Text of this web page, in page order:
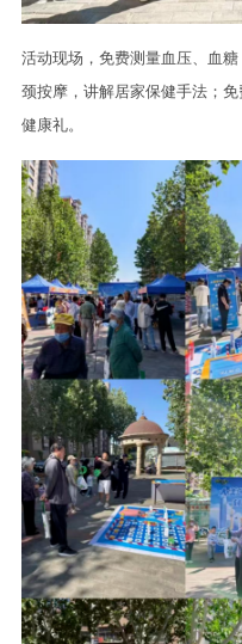
活动现场，免费测量血压、血
颈按摩，讲解居家保健手法；
健康礼。